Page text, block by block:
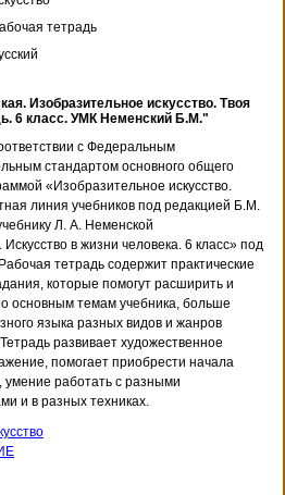
тетрадь
Изобразительное искусство. Твоя
6 класс. УМК Неменский Б.М."
с Федеральным
стандартом основного общего
«Изобразительное искусство.
линия учебников под редакцией Б.М.
Л. А. Неменской
в жизни человека. 6 класс» под
тетрадь содержит практические
которые помогут расширить и
основным темам учебника, больше
языка разных видов и жанров
развивает художественное
помогает приобрести начала
умение работать с разными
и в разных техниках.